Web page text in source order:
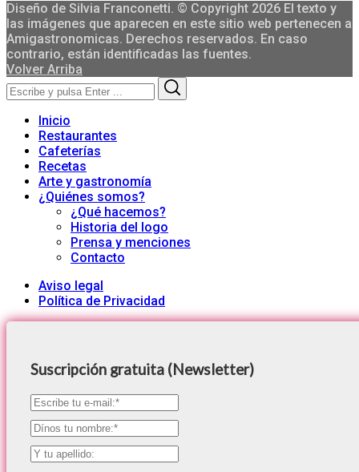
Diseño de Silvia Franconetti. © Copyright 2026 El texto y
las imágenes que aparecen en este sitio web pertenecen a
Amigastronomicas. Derechos reservados. En caso
contrario, están identificadas las fuentes.
Volver Arriba
Search
for:
Inicio
Restaurantes
Cafeterías
Recetas
Arte y gastronomía
¿Quiénes somos?
¿Qué hacemos?
Historia del logo
Prensa y menciones
Contacto
Aviso legal
Política de Privacidad
Suscripción gratuita (Newsletter)